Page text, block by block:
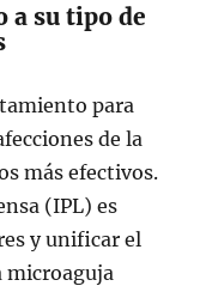
a su tipo de
para
de la
más efectivos.
(IPL) es
y unificar el
microaguja